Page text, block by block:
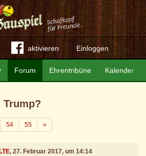
aktivieren Einloggen
Forum Ehrentribüne Kalender
Trump?
54 55 »Weiter
, 27. Februar 2017, um 14:14